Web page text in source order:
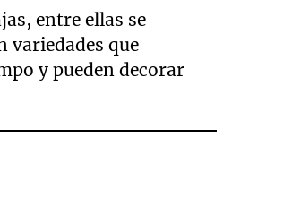
entre ellas se
variedades que
y pueden decorar